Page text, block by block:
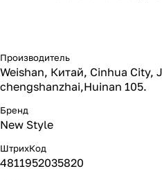
Производитель
Weishan, Китай, Cinhua City,
chengshanzhai,Huinan 105.
Бренд
New Style
ШтрихКод
4811952035820